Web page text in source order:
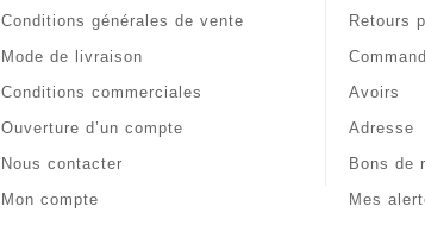
Conditions générales de vente
Mode de livraison
Conditions commerciales
Ouverture d’un compte
Nous contacter
Mon compte
Retours
Avoirs
Adresse
Bons de
Mes